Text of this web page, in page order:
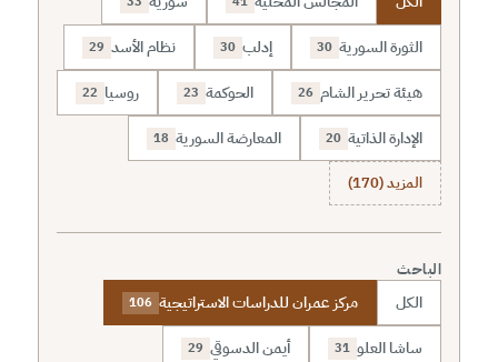
الثورة السورية 30 إدلب 30 نظام الأسد 29
هيئة تحرير الشام 26 الحوكمة 23 روسيا 22
الإدارة الذاتية 20 المعارضة السورية 18
المزيد (170)
الباحث
الكل مركز عمران للدراسات الاستراتيجية 106
ساشا العلو 31 أيمن الدسوقي 29